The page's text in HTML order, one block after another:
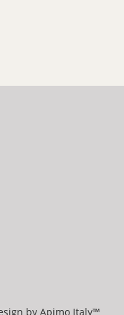
by Apimo Italy™